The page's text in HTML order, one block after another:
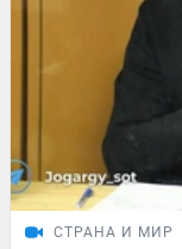
СТРАНА И МИР